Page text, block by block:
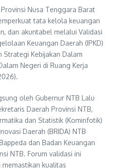
Nusa Tenggara Barat
tata kelola keuangan
dan akuntabel melalui Validasi
Keuangan Daerah (IPKD)
Strategi Kebijakan Dalam
Negeri di Ruang Kerja
oleh Gubernur NTB Lalu
Daerah Provinsi NTB,
dan Statistik (Kominfotik)
Daerah (BRIDA) NTB
dan Badan Keuangan
NTB. Forum validasi ini
kualitas